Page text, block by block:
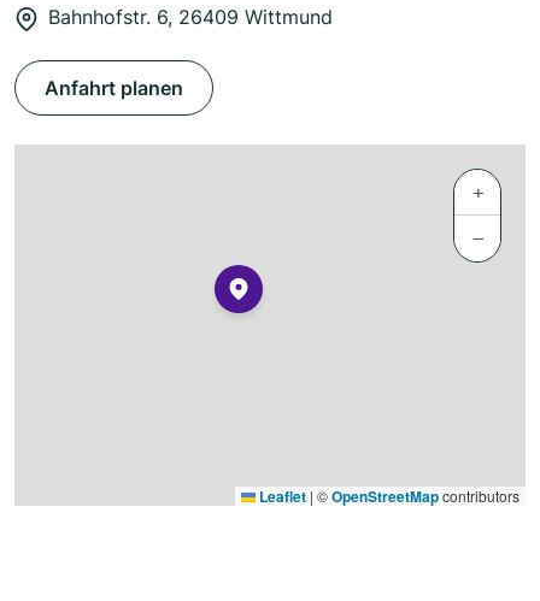
Bahnhofstr. 6, 26409 Wittmund
Anfahrt planen
+
−
Leaflet | ©OpenStreetMapcontributors